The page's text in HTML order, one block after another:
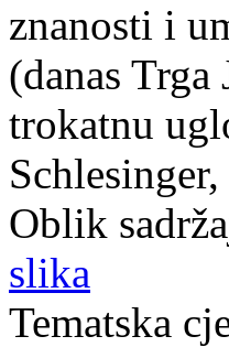
znanosti i
(danas Trga
trokatnu
Oblik
slika
Tematska